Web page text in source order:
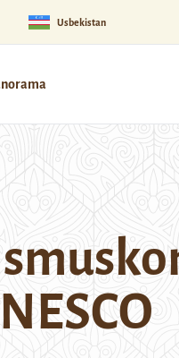
Usbekistan